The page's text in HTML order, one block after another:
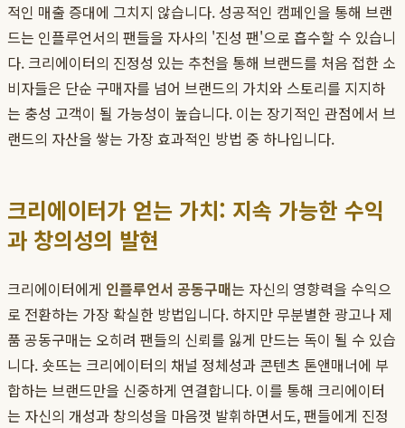
적인 매출 증대에 그치지 않습니다. 성공적인 캠페인을 통해 브랜
드는 인플루언서의 팬들을 자사의 '진성 팬'으로 흡수할 수 있습니
다. 크리에이터의 진정성 있는 추천을 통해 브랜드를 처음 접한 소
비자들은 단순 구매자를 넘어 브랜드의 가치와 스토리를 지지하
는 충성 고객이 될 가능성이 높습니다. 이는 장기적인 관점에서 브
랜드의 자산을 쌓는 가장 효과적인 방법 중 하나입니다.
크리에이터가 얻는 가치: 지속 가능한 수익
과 창의성의 발현
크리에이터에게 인플루언서 공동구매는 자신의 영향력을 수익으
로 전환하는 가장 확실한 방법입니다. 하지만 무분별한 광고나 제
품 공동구매는 오히려 팬들의 신뢰를 잃게 만드는 독이 될 수 있습
니다. 숏뜨는 크리에이터의 채널 정체성과 콘텐츠 톤앤매너에 부
합하는 브랜드만을 신중하게 연결합니다. 이를 통해 크리에이터
는 자신의 개성과 창의성을 마음껏 발휘하면서도, 팬들에게 진정